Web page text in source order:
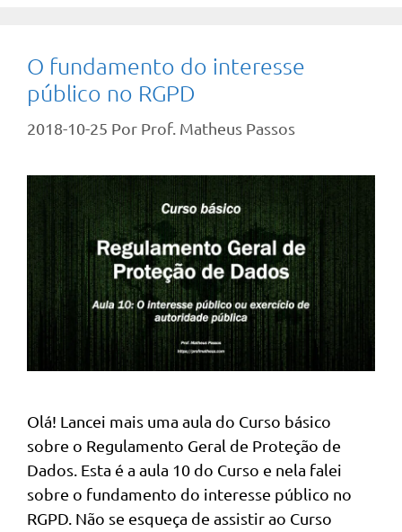
O fundamento do interesse
público no RGPD
2018-10-25 Por Prof. Matheus Passos
Olá! Lancei mais uma aula do Curso básico
sobre o Regulamento Geral de Proteção de
Dados. Esta é a aula 10 do Curso e nela falei
sobre o fundamento do interesse público no
RGPD. Não se esqueça de assistir ao Curso